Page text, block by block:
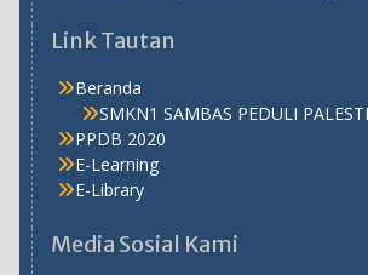
Link Tautan
Beranda
SMKN1 SAMBAS PEDULI
PPDB 2020
E-Learning
E-Library
Media Sosial Kami